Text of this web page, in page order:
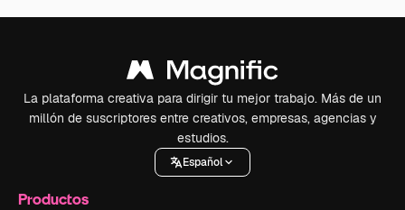
La plataforma creativa para dirigir tu mejor trabajo. Más de un
millón de suscriptores entre creativos, empresas, agencias y
estudios.
Español
Productos